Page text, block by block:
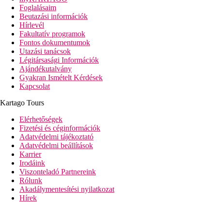
Foglalásaim
Beutazási információk
Hírlevél
Fakultatív programok
Fontos dokumentumok
Utazási tanácsok
Légitársasági Információk
Ajándékutalvány
Gyakran Ismételt Kérdések
Kapcsolat
Kartago Tours
Elérhetőségek
Fizetési és céginformációk
Adatvédelmi tájékoztató
Adatvédelmi beállítások
Karrier
Irodáink
Viszonteladó Partnereink
Rólunk
Akadálymentesítési nyilatkozat
Hírek